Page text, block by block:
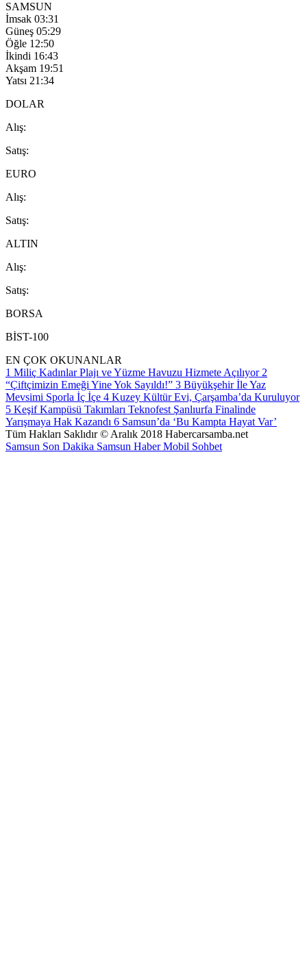
SAMSUN
İmsak 03:31
Güneş 05:29
Öğle 12:50
İkindi 16:43
Akşam 19:51
Yatsı 21:34
DOLAR
Alış:
Satış:
EURO
Alış:
Satış:
ALTIN
Alış:
Satış:
BORSA
BİST-100
EN ÇOK OKUNANLAR
1 Miliç Kadınlar Plajı ve Yüzme Havuzu Hizmete Açılıyor 2
“Çiftçimizin Emeği Yine Yok Sayıldı!” 3 Büyükşehir İle Yaz
Mevsimi Sporla İç İçe 4 Kuzey Kültür Evi, Çarşamba’da Kuruluyor
5 Keşif Kampüsü Takımları Teknofest Şanlıurfa Finalinde
Yarışmaya Hak Kazandı 6 Samsun’da ‘Bu Kampta Hayat Var’
Tüm Hakları Saklıdır © Aralık 2018 Habercarsamba.net
Samsun Son Dakika Samsun HaberMobil Sohbet